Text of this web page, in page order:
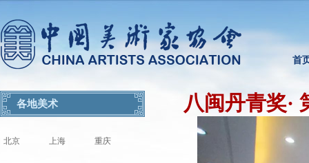
首
各地美术
北京 上海 重庆
八闽丹青奖·